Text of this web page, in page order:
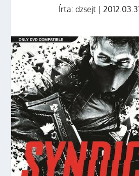
Írta: dzsejt |